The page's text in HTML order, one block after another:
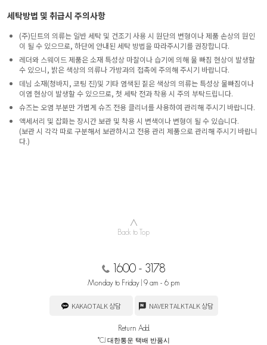
세탁방법 및 취급시 주의사항
(주)딘트의 의류는 일반 세탁 및 건조기 사용 시 원단의 변형이나 제품 손상의 원인
이 될 수 있으므로, 하단에 안내된 세탁 방법을 따라주시기를 권장합니다.
레더와 스웨이드 제품은 소재 특성상 마찰이나 습기에 의해 물 빠짐 현상이 발생할
수 있으니, 밝은 색상의 의류나 가방과의 접촉에 주의해 주시기 바랍니다.
데님 소재(청바지, 코팅 진)및 기타 염색된 짙은 색상의 의류는 특성상 물빠짐이나
이염 현상이 발생할 수 있으므로, 첫 세탁 전과 착용 시 주의 부탁드립니다.
슈즈는 오염 부분만 가볍게 슈즈 전용 클리너를 사용하여 관리해 주시기 바랍니다.
액세서리 및 잡화는 장시간 보관 및 착용 시 변색이나 변형이 될 수 있습니다.
(보관 시 각각 따로 구분해서 보관하시고 전용 관리 제품으로 관리해 주시기 바랍니
다.)
∧
Back to Top
1600 - 3178
Monday to Friday | 9 am - 6 pm
KAKAOTALK 상담 NAVER TALKTALK 상담
Return Add.
*CJ 대한통운 택배 반품시